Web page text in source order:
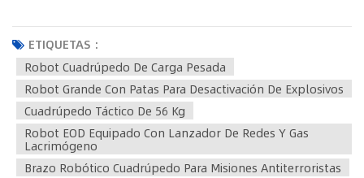
ETIQUETAS :
Robot Cuadrúpedo De Carga Pesada
Robot Grande Con Patas Para Desactivación De Explosivos
Cuadrúpedo Táctico De 56 Kg
Robot EOD Equipado Con Lanzador De Redes Y Gas
Lacrimógeno
Brazo Robótico Cuadrúpedo Para Misiones Antiterroristas